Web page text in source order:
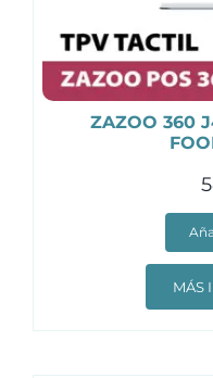
ZAZOO 360
MÁS